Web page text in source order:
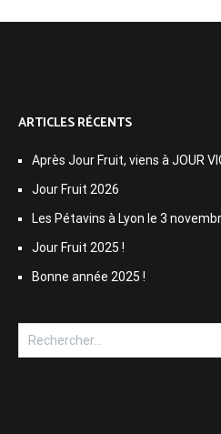
ARTICLES RÉCENTS
Après Jour Fruit, viens à JOUR
Jour Fruit 2026
Les Pétavins à Lyon le 3
Jour Fruit 2025 !
Bonne année 2025 !
Rechercher :